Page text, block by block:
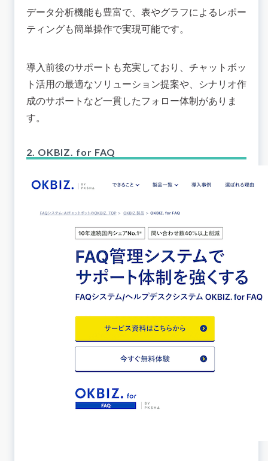
データ分析機能も豊富で、表やグラフによるレポー
ティングも簡単操作で実現可能です。
導入前後のサポートも充実しており、チャットボッ
ト活用の最適なソリューション提案や、シナリオ作
成のサポートなど一貫したフォロー体制がありま
す。
2. OKBIZ. for FAQ